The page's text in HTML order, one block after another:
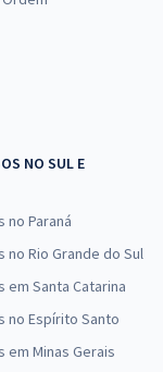
NO SUL E
no Paraná
no Rio Grande do Sul
em Santa Catarina
no Espírito Santo
em Minas Gerais